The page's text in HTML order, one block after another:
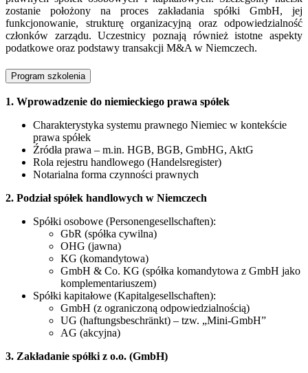
zostanie położony na proces zakładania spółki GmbH, jej
funkcjonowanie, strukturę organizacyjną oraz odpowiedzialność
członków zarządu. Uczestnicy poznają również istotne aspekty
podatkowe oraz podstawy transakcji M&A w Niemczech.
Program szkolenia
1. Wprowadzenie do niemieckiego prawa spółek
Charakterystyka systemu prawnego Niemiec w kontekście
prawa spółek
Źródła prawa – m.in. HGB, BGB, GmbHG, AktG
Rola rejestru handlowego (Handelsregister)
Notarialna forma czynności prawnych
2. Podział spółek handlowych w Niemczech
Spółki osobowe (Personengesellschaften):
GbR (spółka cywilna)
OHG (jawna)
KG (komandytowa)
GmbH & Co. KG (spółka komandytowa z GmbH jako
komplementariuszem)
Spółki kapitałowe (Kapitalgesellschaften):
GmbH (z ograniczoną odpowiedzialnością)
UG (haftungsbeschränkt) – tzw. „Mini-GmbH”
AG (akcyjna)
3. Zakładanie spółki z o.o. (GmbH)